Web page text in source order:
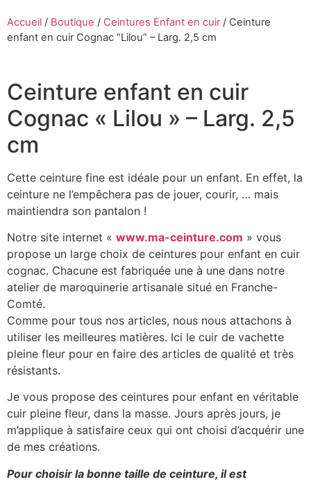
Accueil / Boutique / Ceintures Enfant en cuir/ Ceinture
enfant en cuir Cognac “Lilou” – Larg. 2,5 cm
Ceinture enfant en cuir
Cognac « Lilou » – Larg. 2,5
cm
Cette ceinture fine est idéale pour un enfant. En effet, la
ceinture ne l’empêchera pas de jouer, courir, … mais
maintiendra son pantalon !
Notre site internet « www.ma-ceinture.com » vous
propose un large choix de ceintures pour enfant en cuir
cognac. Chacune est fabriquée une à une dans notre
atelier de maroquinerie artisanale situé en Franche-
Comté.
Comme pour tous nos articles, nous nous attachons à
utiliser les meilleures matières. Ici le cuir de vachette
pleine fleur pour en faire des articles de qualité et très
résistants.
Je vous propose des ceintures pour enfant en véritable
cuir pleine fleur, dans la masse. Jours après jours, je
m’applique à satisfaire ceux qui ont choisi d’acquérir une
de mes créations.
Pour choisir la bonne taille de ceinture, il est